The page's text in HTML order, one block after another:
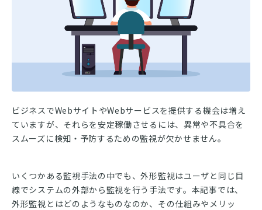
お問い合わせ
資料ダウンロード
ビジネスでWebサイトやWebサービスを提供する機会は増え
ていますが、それらを安定稼働させるには、異常や不具合を
スムーズに検知・予防するための監視が欠かせません。
いくつかある監視手法の中でも、外形監視はユーザと同じ目
線でシステムの外部から監視を行う手法です。本記事では、
外形監視とはどのようなものなのか、その仕組みやメリッ